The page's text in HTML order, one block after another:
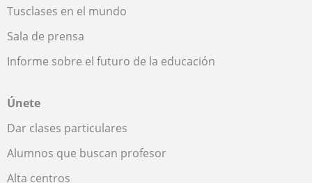
Tusclases en el mundo
Sala de prensa
Informe sobre el futuro de la educación
Únete
Dar clases particulares
Alumnos que buscan profesor
Alta centros